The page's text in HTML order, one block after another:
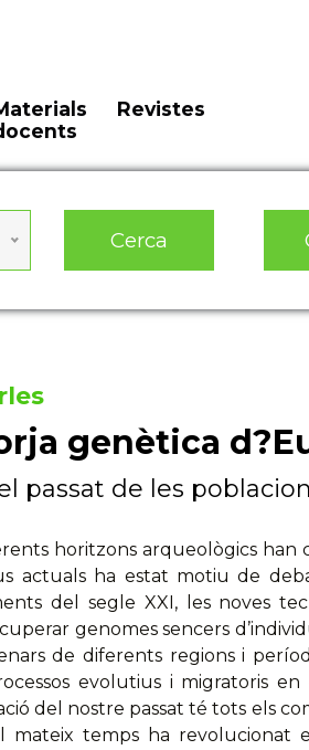
Revistes
Cerca
genètica
passat de les
horitzons arqueològics
actuals ha estat motiu de
del segle XXI, les noves
genomes sencers
de diferents regions i
evolutius i migratoris en
del nostre passat té tots els
mateix temps ha revolucionat